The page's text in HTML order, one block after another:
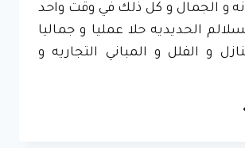
و الجمال و كل ذلك في وقت واحد
الحديديه حلا عمليا و جماليا
و الفلل و المباني التجاريه و